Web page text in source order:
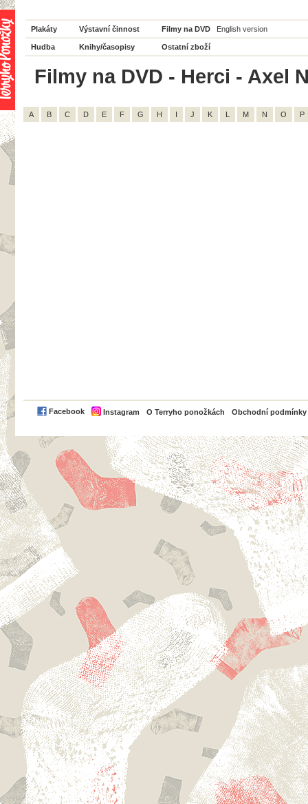
Plakáty Výstavní činnost Filmy na DVD English version
Hudba Knihy/časopisy Ostatní zboží
Filmy na DVD - Herci - Axel
A B C D E F G H I J K L M N O P
Facebook Instagram O Terryho ponožkách Obchodní podmínky
PayPal